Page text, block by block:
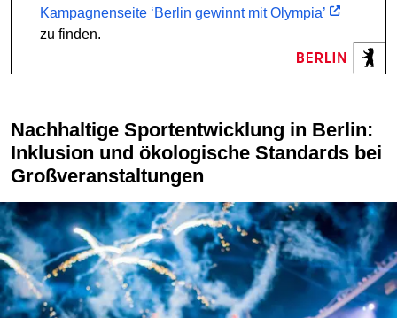
Kampagnenseite ‘Berlin gewinnt mit Olympia’
zu finden.
Nachhaltige Sportentwicklung in Berlin:
Inklusion und ökologische Standards bei
Großveranstaltungen